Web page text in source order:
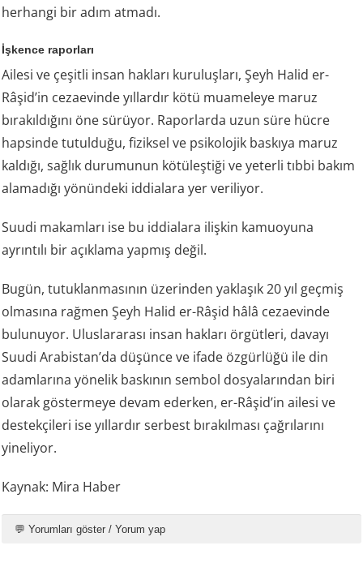
herhangi bir adım atmadı.
İşkence raporları
Ailesi ve çeşitli insan hakları kuruluşları, Şeyh Halid er-
Râşid’in cezaevinde yıllardır kötü muameleye maruz
bırakıldığını öne sürüyor. Raporlarda uzun süre hücre
hapsinde tutulduğu, fiziksel ve psikolojik baskıya maruz
kaldığı, sağlık durumunun kötüleştiği ve yeterli tıbbi bakım
alamadığı yönündeki iddialara yer veriliyor.
Suudi makamları ise bu iddialara ilişkin kamuoyuna
ayrıntılı bir açıklama yapmış değil.
Bugün, tutuklanmasının üzerinden yaklaşık 20 yıl geçmiş
olmasına rağmen Şeyh Halid er-Râşid hâlâ cezaevinde
bulunuyor. Uluslararası insan hakları örgütleri, davayı
Suudi Arabistan’da düşünce ve ifade özgürlüğü ile din
adamlarına yönelik baskının sembol dosyalarından biri
olarak göstermeye devam ederken, er-Râşid’in ailesi ve
destekçileri ise yıllardır serbest bırakılması çağrılarını
yineliyor.
Kaynak: Mira Haber
💬 Yorumları göster / Yorum yap